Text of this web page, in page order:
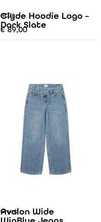
AO76
Clyde Hoodie Logo –
Dark Slate
€89,00
Grunt
Avalon Wide